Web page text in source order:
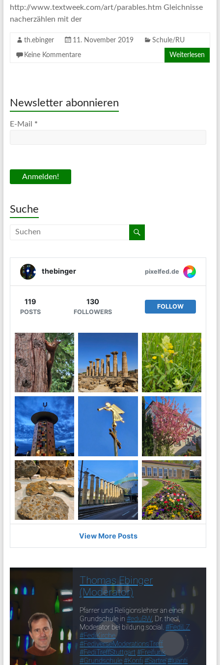
http://www.textweek.com/art/parables.htm Gleichnisse
nacherzählen mit der
th.ebinger 11. November 2019 Schule/RU
Keine Kommentare Weiterlesen
Newsletter abonnieren
E-Mail *
Suche